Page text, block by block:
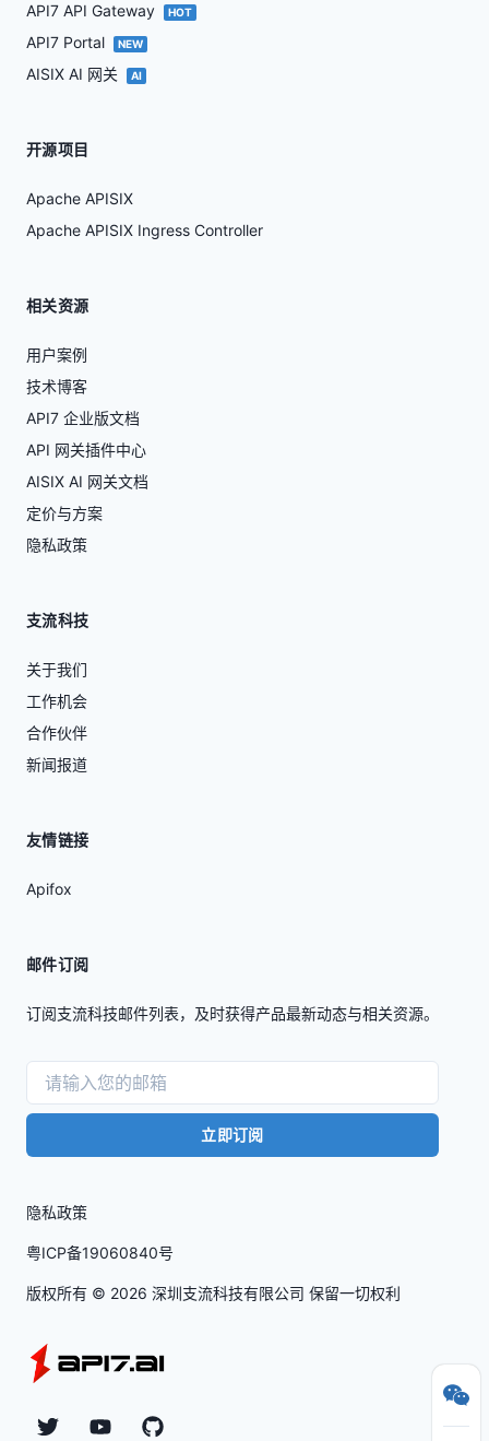
API7 API Gateway HOT
API7 Portal NEW
AISIX AI 网关 AI
开源项目
Apache APISIX
Apache APISIX Ingress Controller
相关资源
用户案例
技术博客
API7 企业版文档
API 网关插件中心
AISIX AI 网关文档
定价与方案
隐私政策
支流科技
关于我们
工作机会
合作伙伴
新闻报道
友情链接
Apifox
邮件订阅
订阅支流科技邮件列表，及时获得产品最新动态与相关资源。
立即订阅
隐私政策
粤ICP备19060840号
版权所有 © 2026 深圳支流科技有限公司 保留一切权利